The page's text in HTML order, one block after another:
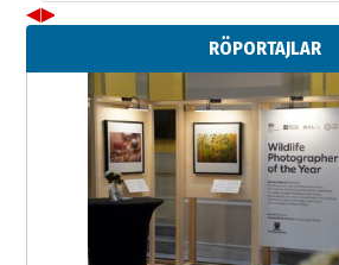
Neşat YALÇIN
Paranın Aile Kültüründeki Yeri
03 Ağustos 2026 Pazartesi
Yıldırım Gündoğdu
HAVVA’NIN ÜÇ KIZI
09 Temmuz 2026 Perşembe
Yusuf POLAT
◀▶
RÖPORTAJLAR